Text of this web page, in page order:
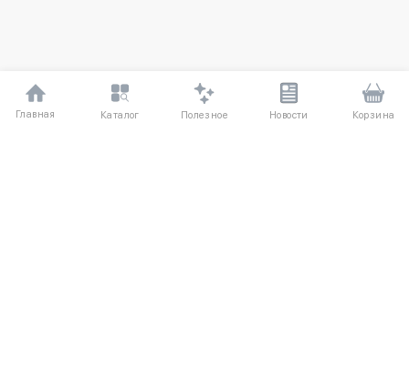
Главная Каталог Полезное Новости Корзина